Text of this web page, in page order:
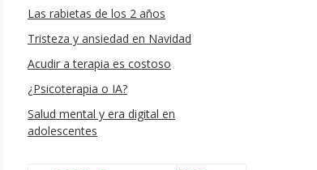
Las rabietas de los 2 años
Tristeza y ansiedad en Navidad
Acudir a terapia es costoso
¿Psicoterapia o IA?
Salud mental y era digital en
adolescentes